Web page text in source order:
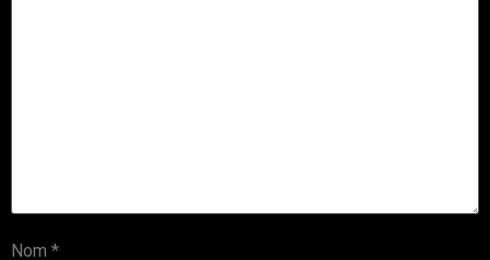
Nom *